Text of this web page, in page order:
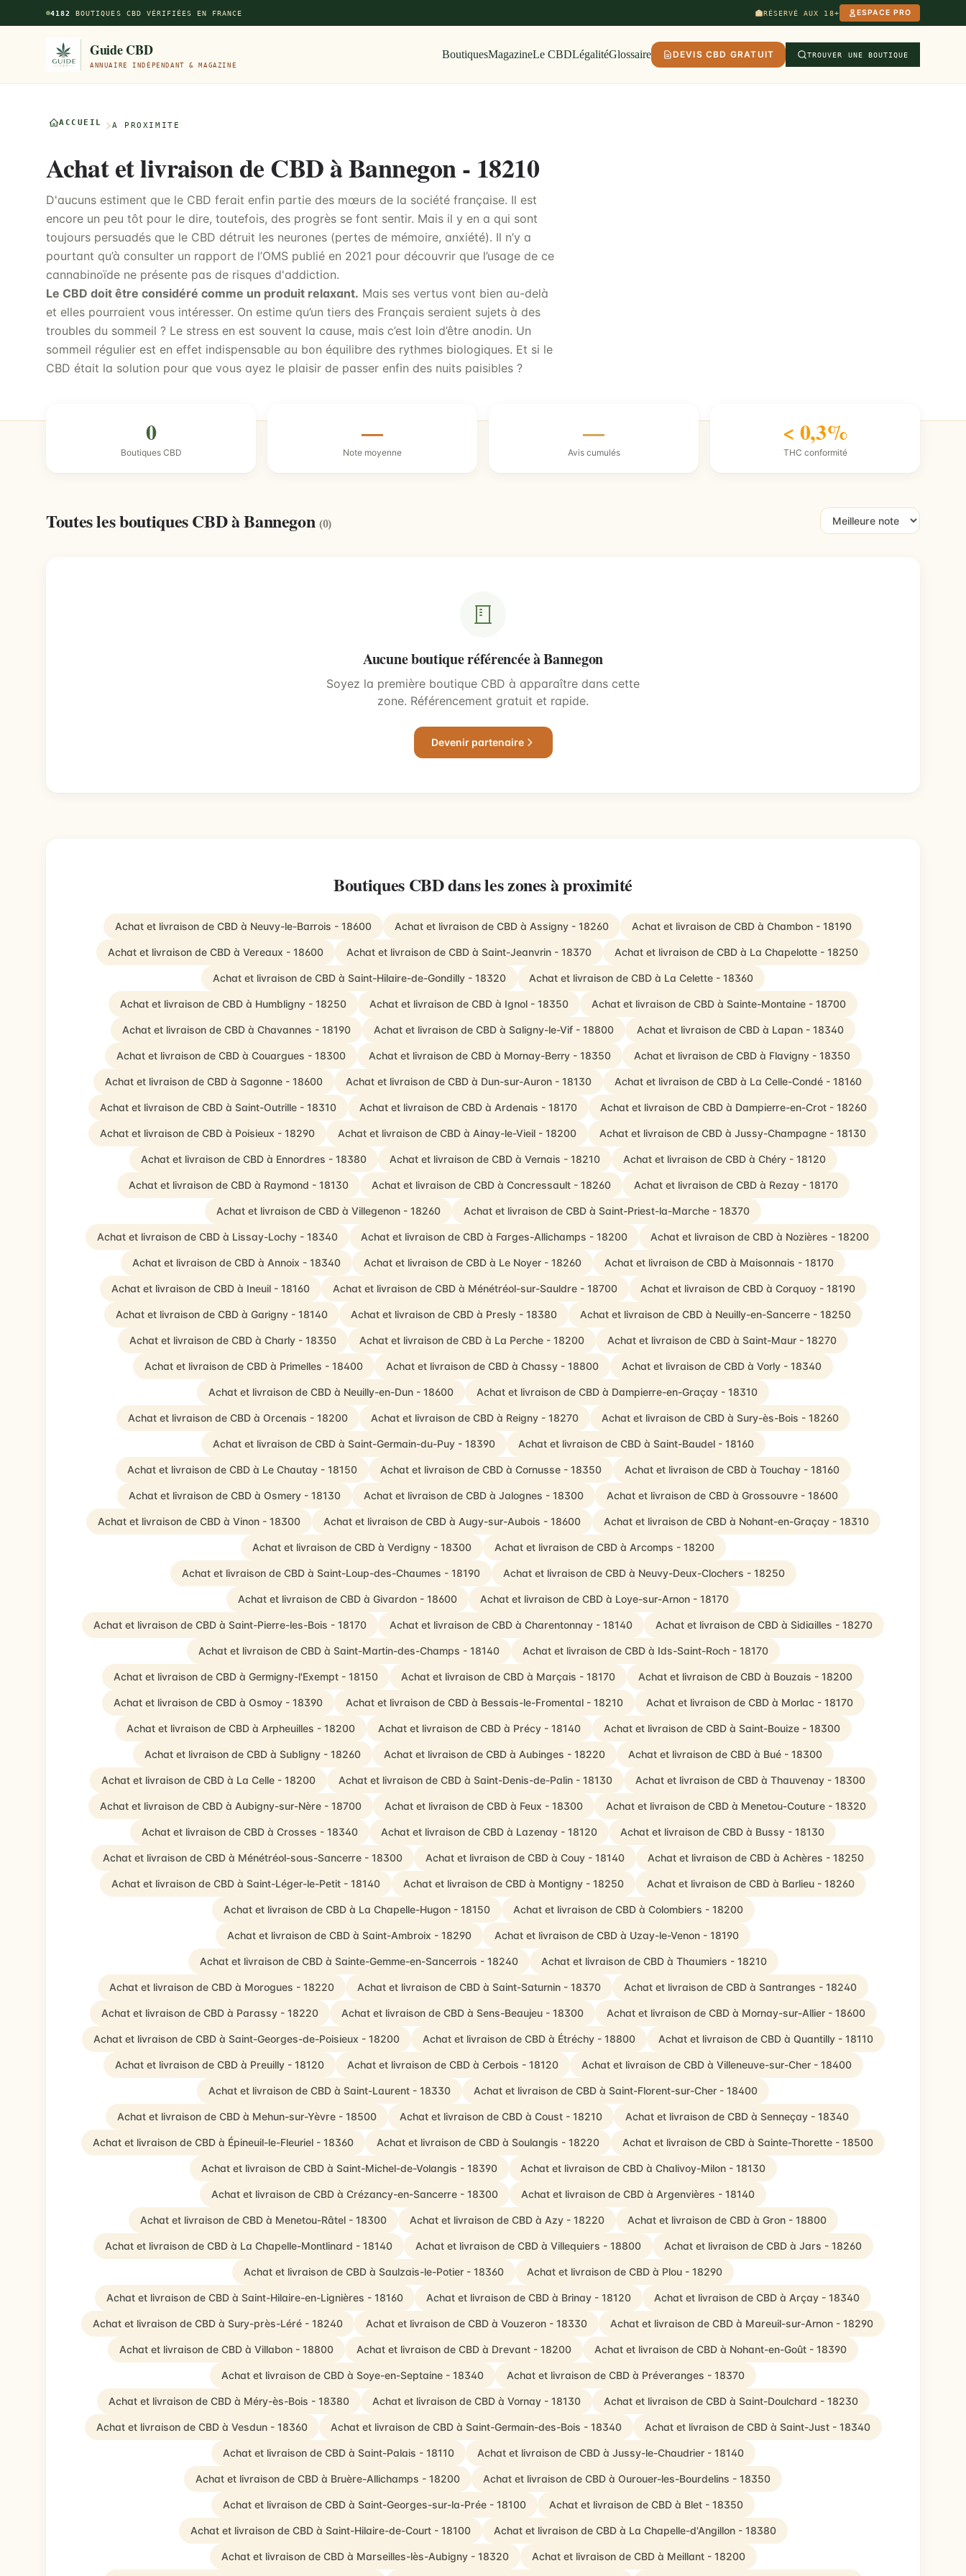
Aller au contenu principal
4182 BOUTIQUES CBD VÉRIFIÉES EN FRANCE RÉSERVÉ AUX 18+ ESPACE PRO
Guide CBD
ANNUAIRE INDÉPENDANT & MAGAZINE
BoutiquesMagazineLe CBDLégalitéGlossaire DEVIS CBD GRATUIT TROUVER UNE BOUTIQUE
ACCUEIL À PROXIMITÉ
Achat et livraison de CBD à Bannegon - 18210
D'aucuns estiment que le CBD ferait enfin partie des mœurs de la société française. Il est
encore un peu tôt pour le dire, toutefois, des progrès se font sentir. Mais il y en a qui sont
toujours persuadés que le CBD détruit les neurones (pertes de mémoire, anxiété). Il n’y a
pourtant qu’à consulter un rapport de l’OMS publié en 2021 pour découvrir que l’usage de ce
cannabinoïde ne présente pas de risques d'addiction.
Le CBD doit être considéré comme un produit relaxant. Mais ses vertus vont bien au-delà
et elles pourraient vous intéresser. On estime qu’un tiers des Français seraient sujets à des
troubles du sommeil ? Le stress en est souvent la cause, mais c’est loin d’être anodin. Un
sommeil régulier est en effet indispensable au bon équilibre des rythmes biologiques. Et si le
CBD était la solution pour que vous ayez le plaisir de passer enfin des nuits paisibles ?
0
Boutiques CBD
—
Note moyenne
—
Avis cumulés
< 0,3%
THC conformité
Toutes les boutiques CBD à Bannegon(0)
Aucune boutique référencée à Bannegon
Soyez la première boutique CBD à apparaître dans cette
zone. Référencement gratuit et rapide.
Devenir partenaire
Boutiques CBD dans les zones à proximité
Achat et livraison de CBD à Neuvy-le-Barrois - 18600 Achat et livraison de CBD à Assigny - 18260 Achat et livraison de CBD à Chambon - 18190
Achat et livraison de CBD à Vereaux - 18600 Achat et livraison de CBD à Saint-Jeanvrin - 18370 Achat et livraison de CBD à La Chapelotte - 18250
Achat et livraison de CBD à Saint-Hilaire-de-Gondilly - 18320 Achat et livraison de CBD à La Celette - 18360
Achat et livraison de CBD à Humbligny - 18250 Achat et livraison de CBD à Ignol - 18350 Achat et livraison de CBD à Sainte-Montaine - 18700
Achat et livraison de CBD à Chavannes - 18190 Achat et livraison de CBD à Saligny-le-Vif - 18800 Achat et livraison de CBD à Lapan - 18340
Achat et livraison de CBD à Couargues - 18300 Achat et livraison de CBD à Mornay-Berry - 18350 Achat et livraison de CBD à Flavigny - 18350
Achat et livraison de CBD à Sagonne - 18600 Achat et livraison de CBD à Dun-sur-Auron - 18130 Achat et livraison de CBD à La Celle-Condé - 18160
Achat et livraison de CBD à Saint-Outrille - 18310 Achat et livraison de CBD à Ardenais - 18170 Achat et livraison de CBD à Dampierre-en-Crot - 18260
Achat et livraison de CBD à Poisieux - 18290 Achat et livraison de CBD à Ainay-le-Vieil - 18200 Achat et livraison de CBD à Jussy-Champagne - 18130
Achat et livraison de CBD à Ennordres - 18380 Achat et livraison de CBD à Vernais - 18210 Achat et livraison de CBD à Chéry - 18120
Achat et livraison de CBD à Raymond - 18130 Achat et livraison de CBD à Concressault - 18260 Achat et livraison de CBD à Rezay - 18170
Achat et livraison de CBD à Villegenon - 18260 Achat et livraison de CBD à Saint-Priest-la-Marche - 18370
Achat et livraison de CBD à Lissay-Lochy - 18340 Achat et livraison de CBD à Farges-Allichamps - 18200 Achat et livraison de CBD à Nozières - 18200
Achat et livraison de CBD à Annoix - 18340 Achat et livraison de CBD à Le Noyer - 18260 Achat et livraison de CBD à Maisonnais - 18170
Achat et livraison de CBD à Ineuil - 18160 Achat et livraison de CBD à Ménétréol-sur-Sauldre - 18700 Achat et livraison de CBD à Corquoy - 18190
Achat et livraison de CBD à Garigny - 18140 Achat et livraison de CBD à Presly - 18380 Achat et livraison de CBD à Neuilly-en-Sancerre - 18250
Achat et livraison de CBD à Charly - 18350 Achat et livraison de CBD à La Perche - 18200 Achat et livraison de CBD à Saint-Maur - 18270
Achat et livraison de CBD à Primelles - 18400 Achat et livraison de CBD à Chassy - 18800 Achat et livraison de CBD à Vorly - 18340
Achat et livraison de CBD à Neuilly-en-Dun - 18600 Achat et livraison de CBD à Dampierre-en-Graçay - 18310
Achat et livraison de CBD à Orcenais - 18200 Achat et livraison de CBD à Reigny - 18270 Achat et livraison de CBD à Sury-ès-Bois - 18260
Achat et livraison de CBD à Saint-Germain-du-Puy - 18390 Achat et livraison de CBD à Saint-Baudel - 18160
Achat et livraison de CBD à Le Chautay - 18150 Achat et livraison de CBD à Cornusse - 18350 Achat et livraison de CBD à Touchay - 18160
Achat et livraison de CBD à Osmery - 18130 Achat et livraison de CBD à Jalognes - 18300 Achat et livraison de CBD à Grossouvre - 18600
Achat et livraison de CBD à Vinon - 18300 Achat et livraison de CBD à Augy-sur-Aubois - 18600 Achat et livraison de CBD à Nohant-en-Graçay - 18310
Achat et livraison de CBD à Verdigny - 18300 Achat et livraison de CBD à Arcomps - 18200
Achat et livraison de CBD à Saint-Loup-des-Chaumes - 18190 Achat et livraison de CBD à Neuvy-Deux-Clochers - 18250
Achat et livraison de CBD à Givardon - 18600 Achat et livraison de CBD à Loye-sur-Arnon - 18170
Achat et livraison de CBD à Saint-Pierre-les-Bois - 18170 Achat et livraison de CBD à Charentonnay - 18140 Achat et livraison de CBD à Sidiailles - 18270
Achat et livraison de CBD à Saint-Martin-des-Champs - 18140 Achat et livraison de CBD à Ids-Saint-Roch - 18170
Achat et livraison de CBD à Germigny-l'Exempt - 18150 Achat et livraison de CBD à Marçais - 18170 Achat et livraison de CBD à Bouzais - 18200
Achat et livraison de CBD à Osmoy - 18390 Achat et livraison de CBD à Bessais-le-Fromental - 18210 Achat et livraison de CBD à Morlac - 18170
Achat et livraison de CBD à Arpheuilles - 18200 Achat et livraison de CBD à Précy - 18140 Achat et livraison de CBD à Saint-Bouize - 18300
Achat et livraison de CBD à Subligny - 18260 Achat et livraison de CBD à Aubinges - 18220 Achat et livraison de CBD à Bué - 18300
Achat et livraison de CBD à La Celle - 18200 Achat et livraison de CBD à Saint-Denis-de-Palin - 18130 Achat et livraison de CBD à Thauvenay - 18300
Achat et livraison de CBD à Aubigny-sur-Nère - 18700 Achat et livraison de CBD à Feux - 18300 Achat et livraison de CBD à Menetou-Couture - 18320
Achat et livraison de CBD à Crosses - 18340 Achat et livraison de CBD à Lazenay - 18120 Achat et livraison de CBD à Bussy - 18130
Achat et livraison de CBD à Ménétréol-sous-Sancerre - 18300 Achat et livraison de CBD à Couy - 18140 Achat et livraison de CBD à Achères - 18250
Achat et livraison de CBD à Saint-Léger-le-Petit - 18140 Achat et livraison de CBD à Montigny - 18250 Achat et livraison de CBD à Barlieu - 18260
Achat et livraison de CBD à La Chapelle-Hugon - 18150 Achat et livraison de CBD à Colombiers - 18200
Achat et livraison de CBD à Saint-Ambroix - 18290 Achat et livraison de CBD à Uzay-le-Venon - 18190
Achat et livraison de CBD à Sainte-Gemme-en-Sancerrois - 18240 Achat et livraison de CBD à Thaumiers - 18210
Achat et livraison de CBD à Morogues - 18220 Achat et livraison de CBD à Saint-Saturnin - 18370 Achat et livraison de CBD à Santranges - 18240
Achat et livraison de CBD à Parassy - 18220 Achat et livraison de CBD à Sens-Beaujeu - 18300 Achat et livraison de CBD à Mornay-sur-Allier - 18600
Achat et livraison de CBD à Saint-Georges-de-Poisieux - 18200 Achat et livraison de CBD à Étréchy - 18800 Achat et livraison de CBD à Quantilly - 18110
Achat et livraison de CBD à Preuilly - 18120 Achat et livraison de CBD à Cerbois - 18120 Achat et livraison de CBD à Villeneuve-sur-Cher - 18400
Achat et livraison de CBD à Saint-Laurent - 18330 Achat et livraison de CBD à Saint-Florent-sur-Cher - 18400
Achat et livraison de CBD à Mehun-sur-Yèvre - 18500 Achat et livraison de CBD à Coust - 18210 Achat et livraison de CBD à Senneçay - 18340
Achat et livraison de CBD à Épineuil-le-Fleuriel - 18360 Achat et livraison de CBD à Soulangis - 18220 Achat et livraison de CBD à Sainte-Thorette - 18500
Achat et livraison de CBD à Saint-Michel-de-Volangis - 18390 Achat et livraison de CBD à Chalivoy-Milon - 18130
Achat et livraison de CBD à Crézancy-en-Sancerre - 18300 Achat et livraison de CBD à Argenvières - 18140
Achat et livraison de CBD à Menetou-Râtel - 18300 Achat et livraison de CBD à Azy - 18220 Achat et livraison de CBD à Gron - 18800
Achat et livraison de CBD à La Chapelle-Montlinard - 18140 Achat et livraison de CBD à Villequiers - 18800 Achat et livraison de CBD à Jars - 18260
Achat et livraison de CBD à Saulzais-le-Potier - 18360 Achat et livraison de CBD à Plou - 18290
Achat et livraison de CBD à Saint-Hilaire-en-Lignières - 18160 Achat et livraison de CBD à Brinay - 18120 Achat et livraison de CBD à Arçay - 18340
Achat et livraison de CBD à Sury-près-Léré - 18240 Achat et livraison de CBD à Vouzeron - 18330 Achat et livraison de CBD à Mareuil-sur-Arnon - 18290
Achat et livraison de CBD à Villabon - 18800 Achat et livraison de CBD à Drevant - 18200 Achat et livraison de CBD à Nohant-en-Goût - 18390
Achat et livraison de CBD à Soye-en-Septaine - 18340 Achat et livraison de CBD à Préveranges - 18370
Achat et livraison de CBD à Méry-ès-Bois - 18380 Achat et livraison de CBD à Vornay - 18130 Achat et livraison de CBD à Saint-Doulchard - 18230
Achat et livraison de CBD à Vesdun - 18360 Achat et livraison de CBD à Saint-Germain-des-Bois - 18340 Achat et livraison de CBD à Saint-Just - 18340
Achat et livraison de CBD à Saint-Palais - 18110 Achat et livraison de CBD à Jussy-le-Chaudrier - 18140
Achat et livraison de CBD à Bruère-Allichamps - 18200 Achat et livraison de CBD à Ourouer-les-Bourdelins - 18350
Achat et livraison de CBD à Saint-Georges-sur-la-Prée - 18100 Achat et livraison de CBD à Blet - 18350
Achat et livraison de CBD à Saint-Hilaire-de-Court - 18100 Achat et livraison de CBD à La Chapelle-d'Angillon - 18380
Achat et livraison de CBD à Marseilles-lès-Aubigny - 18320 Achat et livraison de CBD à Meillant - 18200